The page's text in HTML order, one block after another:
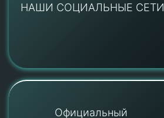
НАШИ СОЦИАЛЬНЫЕ СЕТИ
Официальный